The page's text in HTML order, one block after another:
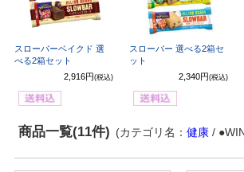
スローバーベイクド 選
べる2箱セット
2,916円 (税込)
スローバー 選べる2箱セ
ット
2,340円 (税込)
商品一覧(11件) (カテゴリ名： 健康/